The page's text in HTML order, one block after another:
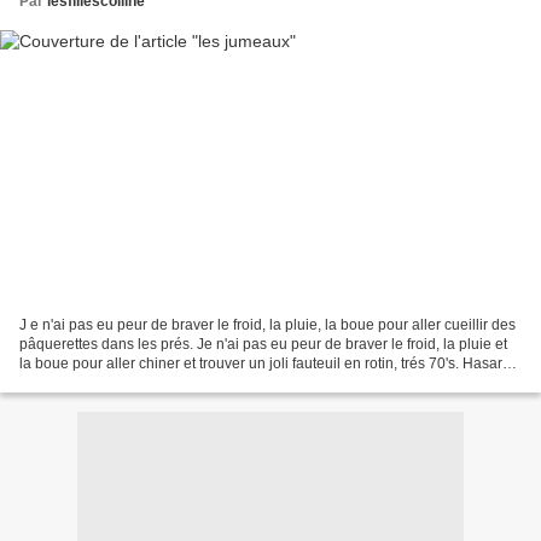
J e n'ai pas eu peur de braver le froid, la pluie, la boue pour aller cueillir des
pâquerettes dans les prés. Je n'ai pas eu peur de braver le froid, la pluie et
la boue pour aller chiner et trouver un joli fauteuil en rotin, trés 70's. Hasard